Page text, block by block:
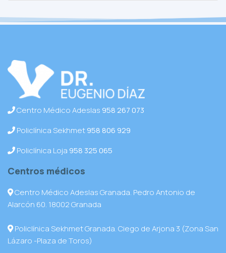
Centro Médico Adeslas 958 267 073
Policlínica Sekhmet958 806 929
Policlínica Loja 958 325 065
Centros médicos
Centro Médico Adeslas Granada. Pedro Antonio de
Alarcón 60. 18002 Granada
Policlínica Sekhmet Granada. Ciego de Arjona 3 (Zona San
Lázaro -Plaza de Toros)